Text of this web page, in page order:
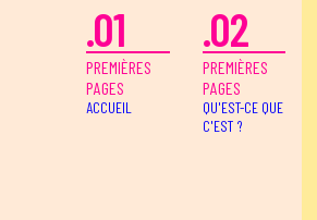
.01
PREMIÈRES
PAGES
ACCUEIL
.02
PREMIÈRES
PAGES
QU'EST-CE QUE
C'EST ?